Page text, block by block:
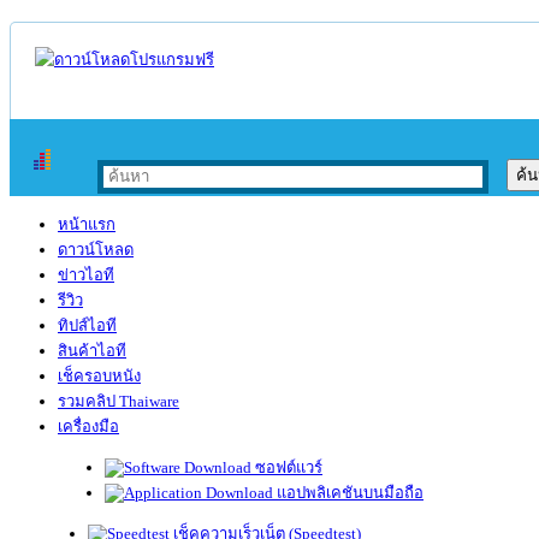
หน้าแรก
ดาวน์โหลด
ข่าวไอที
รีวิว
ทิปส์ไอที
สินค้าไอที
เช็ครอบหนัง
รวมคลิป Thaiware
เครื่องมือ
ซอฟต์แวร์
แอปพลิเคชันบนมือถือ
เช็คความเร็วเน็ต (Speedtest)